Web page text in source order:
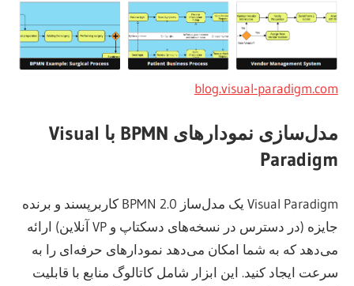
blog.visual-paradigm.com
مدل‌سازی نمودارهای BPMN با Visual
Paradigm
Visual Paradigm یک مدل‌ساز BPMN 2.0 کاربرپسند و برنده
جایزه (در دسترس در نسخه‌های دسکتاپ و VP آنلاین) ارائه
می‌دهد که به شما امکان می‌دهد نمودارهای حرفه‌ای را به
سرعت ایجاد کنید. این ابزار شامل کاتالوگ منابع با قابلیت